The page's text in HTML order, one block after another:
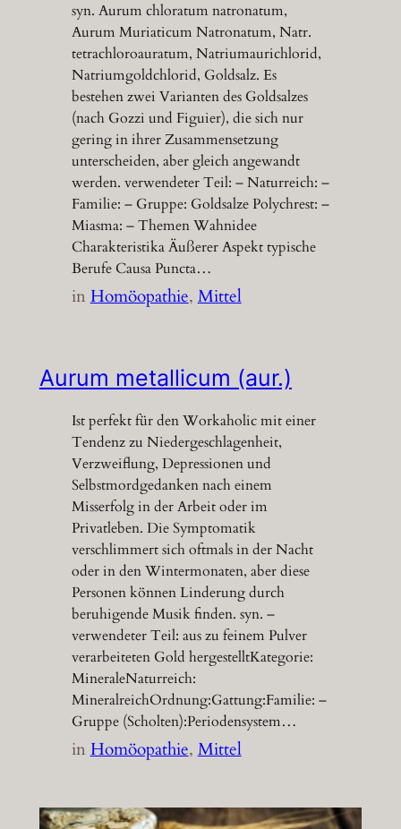
syn. Aurum chloratum natronatum,
Aurum Muriaticum Natronatum, Natr.
tetrachloroauratum, Natriumaurichlorid,
Natriumgoldchlorid, Goldsalz. Es
bestehen zwei Varianten des Goldsalzes
(nach Gozzi und Figuier), die sich nur
gering in ihrer Zusammensetzung
unterscheiden, aber gleich angewandt
werden. verwendeter Teil: – Naturreich: –
Familie: – Gruppe: Goldsalze Polychrest: –
Miasma: – Themen Wahnidee
Charakteristika Äußerer Aspekt typische
Berufe Causa Puncta…
inHomöopathie, Mittel
Aurum metallicum (aur.)
Ist perfekt für den Workaholic mit einer
Tendenz zu Niedergeschlagenheit,
Verzweiflung, Depressionen und
Selbstmordgedanken nach einem
Misserfolg in der Arbeit oder im
Privatleben. Die Symptomatik
verschlimmert sich oftmals in der Nacht
oder in den Wintermonaten, aber diese
Personen können Linderung durch
beruhigende Musik finden. syn. –
verwendeter Teil: aus zu feinem Pulver
verarbeiteten Gold hergestelltKategorie:
MineraleNaturreich:
MineralreichOrdnung:Gattung:Familie: –
Gruppe (Scholten):Periodensystem…
inHomöopathie, Mittel